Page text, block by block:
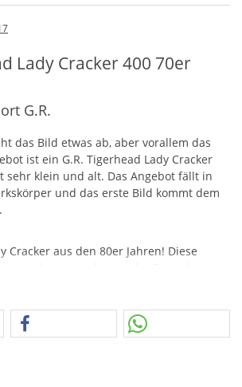
Lady Cracker 400 70er
G.R.
das Bild etwas ab, aber vorallem das
ist ein G.R. Tigerhead Lady Cracker
sehr klein und alt. Das Angebot fällt in
und das erste Bild kommt dem
Cracker aus den 80er Jahren! Diese
das Backcover allemal und auch der
vorhanden!